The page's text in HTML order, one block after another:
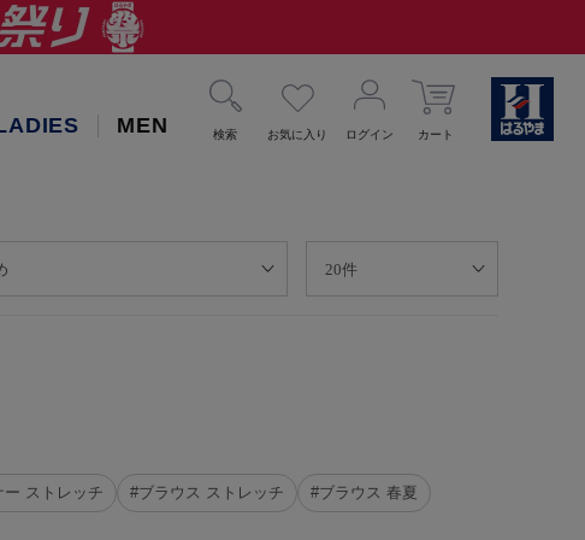
MEN 検索 お気に入り ログイン カート
ー ストレッチ #ブラウス ストレッチ #ブラウス 春夏